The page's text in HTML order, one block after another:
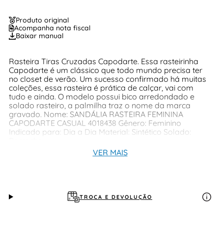
Produto original
Acompanha nota fiscal
Baixar manual
Rasteira Tiras Cruzadas Capodarte. Essa rasteirinha
Capodarte é um clássico que todo mundo precisa ter
no closet de verão. Um sucesso confirmado há muitas
coleções, essa rasteira é prática de calçar, vai com
tudo e ainda. O modelo possui bico arredondado e
solado rasteiro, a palmilha traz o nome da marca
gravado. Nome: SANDÁLIA RASTEIRA FEMININA
CAPODARTE CASUAL 4018438 Gênero: Feminino
Indicado para: Dia a Dia Material: Sintético Solado:
VER MAIS
TROCA E DEVOLUÇÃO